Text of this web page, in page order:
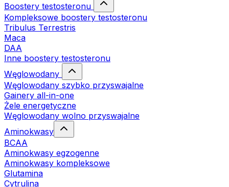
Boostery testosteronu
Kompleksowe boostery testosteronu
Tribulus Terrestris
Maca
DAA
Inne boostery testosteronu
Węglowodany
Węglowodany szybko przyswajalne
Gainery all-in-one
Żele energetyczne
Węglowodany wolno przyswajalne
Aminokwasy
BCAA
Aminokwasy egzogenne
Aminokwasy kompleksowe
Glutamina
Cytrulina